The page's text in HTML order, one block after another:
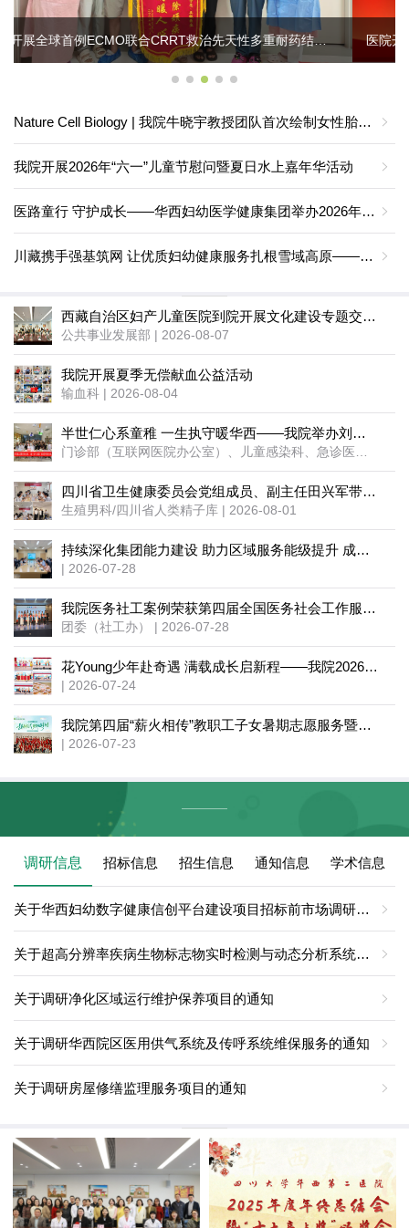
医院开展庆祝中国共产党成立105周年活动暨“两优一先”表彰大会
Nature Cell Biology | 我院牛晓宇教授团队首次绘制女性胎儿生殖道的时空发育图谱
我院开展2026年“六一”儿童节慰问暨夏日水上嘉年华活动
医路童行 守护成长——华西妇幼医学健康集团举办2026年“六一”儿童节主题系列活动
川藏携手强基筑网 让优质妇幼健康服务扎根雪域高原————四川大学华西第二医院赴藏开展“六一”国际儿童节系列活动纪实
西藏自治区妇产儿童医院到院开展文化建设专题交流学习
公共事业发展部 | 2026-08-07
我院开展夏季无偿献血公益活动
输血科 | 2026-08-04
半世仁心系童稚 一生执守暖华西——我院举办刘惠莲教授荣誉退休庆祝会
四川省卫生健康委员会党组成员、副主任田兴军带队调研四川省人类精子库及四川省性学会
生殖男科/四川省人类精子库 | 2026-08-01
持续深化集团能力建设 助力区域服务能级提升 成都市成华区妇幼保健院召开干部大会
| 2026-07-28
我院医务社工案例荣获第四届全国医务社会工作服务能力竞赛三等奖
团委（社工办） | 2026-07-28
花Young少年赴奇遇 满载成长启新程——我院2026暑期托管班圆满结营
| 2026-07-24
我院第四届“薪火相传”教职工子女暑期志愿服务暨社会实践活动圆满落幕
| 2026-07-23
调研信息 招标信息 招生信息 通知信息 学术信息
关于华西妇幼数字健康信创平台建设项目招标前市场调研的通知
关于超高分辨率疾病生物标志物实时检测与动态分析系统市场调研的通知
关于调研净化区域运行维护保养项目的通知
关于调研华西院区医用供气系统及传呼系统维保服务的通知
关于调研房屋修缮监理服务项目的通知